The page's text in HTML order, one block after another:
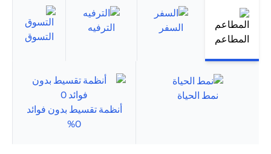
المطاعم
السفر الترفيه
التسوق
نمط الحياة
أنظمة تقسيط بدون فوائد
0%